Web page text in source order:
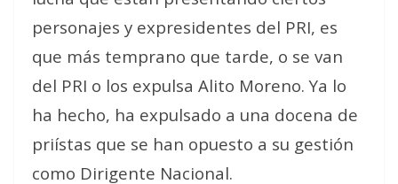
personajes y expresidentes del PRI, es
que más temprano que tarde, o se van
del PRI o los expulsa Alito Moreno. Ya lo
ha hecho, ha expulsado a una docena de
priístas que se han opuesto a su gestión
como Dirigente Nacional.